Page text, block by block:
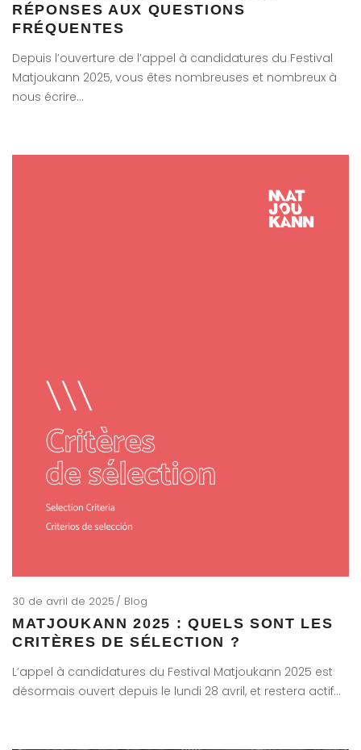
RÉPONSES AUX QUESTIONS
FRÉQUENTES
Depuis l’ouverture de l’appel à candidatures du Festival
Matjoukann 2025, vous êtes nombreuses et nombreux à
nous écrire…
30 de avril de 2025 Blog
MATJOUKANN 2025 : QUELS SONT LES
CRITÈRES DE SÉLECTION ?
L’appel à candidatures du Festival Matjoukann 2025 est
désormais ouvert depuis le lundi 28 avril, et restera actif…